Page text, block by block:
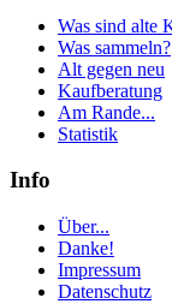
Was sind alte
Was sammeln?
Alt gegen neu
Kaufberatung
Am Rande...
Statistik
Info
Über...
Danke!
Impressum
Datenschutz